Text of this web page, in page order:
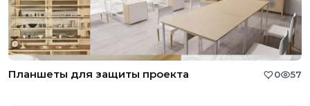
Планшеты для защиты проекта 0 57